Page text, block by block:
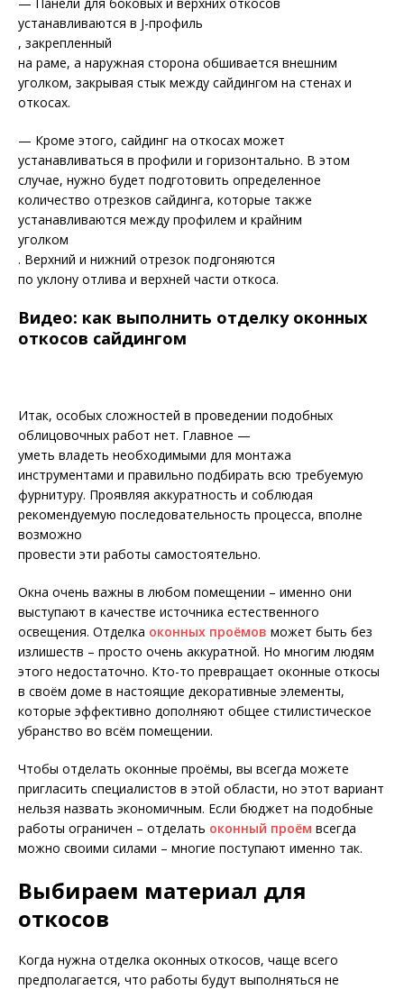
устанавливаются в J-профиль
, закрепленный
на раме, а наружная сторона обшивается внешним
уголком, закрывая стык между сайдингом на стенах и
откосах.
— Кроме этого, сайдинг на откосах может
устанавливаться в профили и горизонтально. В этом
случае, нужно будет подготовить определенное
количество отрезков сайдинга, которые также
устанавливаются между профилем и крайним
уголком
. Верхний и нижний отрезок подгоняются
по уклону отлива и верхней части откоса.
Видео: как выполнить отделку оконных
откосов сайдингом
Итак, особых сложностей в проведении подобных
облицовочных работ нет. Главное —
уметь владеть необходимыми для монтажа
инструментами и правильно подбирать всю требуемую
фурнитуру. Проявляя аккуратность и соблюдая
рекомендуемую последовательность процесса, вполне
возможно
провести эти работы самостоятельно.
Окна очень важны в любом помещении – именно они
выступают в качестве источника естественного
освещения. Отделка оконных проёмов может быть без
излишеств – просто очень аккуратной. Но многим людям
этого недостаточно. Кто-то превращает оконные откосы
в своём доме в настоящие декоративные элементы,
которые эффективно дополняют общее стилистическое
убранство во всём помещении.
Чтобы отделать оконные проёмы, вы всегда можете
пригласить специалистов в этой области, но этот вариант
нельзя назвать экономичным. Если бюджет на подобные
работы ограничен – отделать оконный проём всегда
можно своими силами – многие поступают именно так.
Выбираем материал для
откосов
Когда нужна отделка оконных откосов, чаще всего
предполагается, что работы будут выполняться не